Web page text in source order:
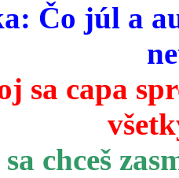
Čo júl a
sa capa
chceš